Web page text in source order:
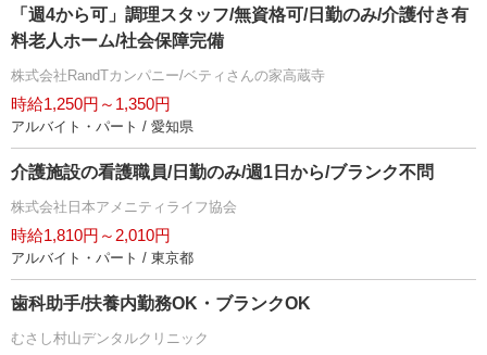
「週4から可」調理スタッフ/無資格可/日勤のみ/介護付き有
料老人ホーム/社会保障完備
株式会社RandTカンパニー/ベティさんの家高蔵寺
時給1,250円～1,350円
アルバイト・パート / 愛知県
介護施設の看護職員/日勤のみ/週1日から/ブランク不問
株式会社日本アメニティライフ協会
時給1,810円～2,010円
アルバイト・パート / 東京都
歯科助手/扶養内勤務OK・ブランクOK
むさし村山デンタルクリニック